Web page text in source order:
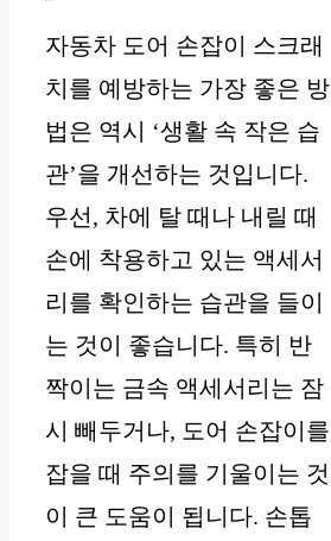
자동차 도어 손잡이 스크래
치를 예방하는 가장 좋은 방
법은 역시 ‘생활 속 작은 습
관’을 개선하는 것입니다.
우선, 차에 탈 때나 내릴 때
손에 착용하고 있는 액세서
리를 확인하는 습관을 들이
는 것이 좋습니다. 특히 반
짝이는 금속 액세서리는 잠
시 빼두거나, 도어 손잡이를
잡을 때 주의를 기울이는 것
이 큰 도움이 됩니다. 손톱